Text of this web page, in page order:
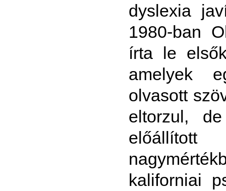
dyslexia
1980-ban
írta le
amelyek
olvasott
eltorzul,
kaliforniai